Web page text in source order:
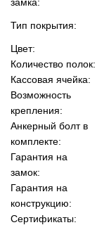
Тип покрытия:
Цвет:
Количество полок:
Кассовая ячейка:
Возможность
крепления:
Анкерный болт в
комплекте:
Гарантия на
замок:
Гарантия на
конструкцию:
Сертификаты: